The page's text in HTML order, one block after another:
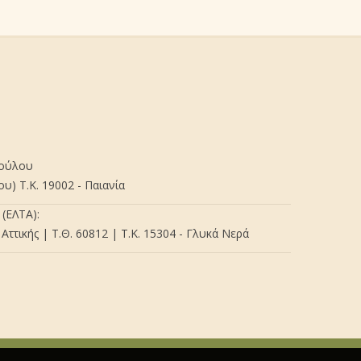
Τ.Κ. 19002 - Παιανία
| Τ.Θ. 60812 | Τ.Κ. 15304 - Γλυκά Νερά